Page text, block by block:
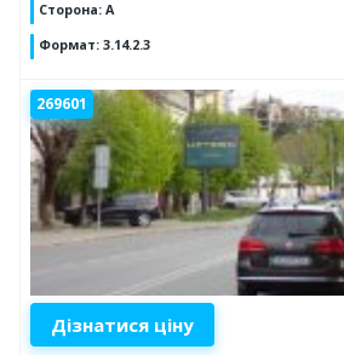
Сторона: A
Формат: 3.14.2.3
269601
Дізнатися ціну